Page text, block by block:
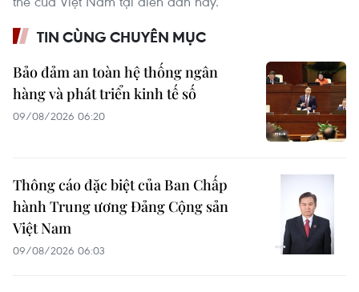
TIN CÙNG CHUYÊN MỤC
Bảo đảm an toàn hệ thống ngân
hàng và phát triển kinh tế số
09/08/2026 06:20
Thông cáo đặc biệt của Ban Chấp
hành Trung ương Đảng Cộng sản
Việt Nam
09/08/2026 06:03